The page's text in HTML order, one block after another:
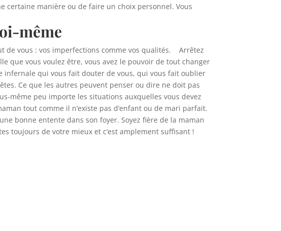
certaine manière ou de faire un choix personnel. Vous
même
de vous : vos imperfections comme vos qualités. Arrêtez
que vous voulez être, vous avez le pouvoir de tout changer
qui vous fait douter de vous, qui vous fait oublier
Ce que les autres peuvent penser ou dire ne doit pas
même peu importe les situations auxquelles vous devez
tout comme il n’existe pas d’enfant ou de mari parfait.
bonne entente dans son foyer. Soyez fière de la maman
toujours de votre mieux et c’est amplement suffisant !